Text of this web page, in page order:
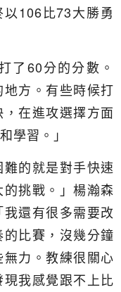
106比73大勝勇
了60分的分數。
地方。有些時候打
在進攻選擇方面
學習。」
的就是對手快速
挑戰。」楊瀚森
還有很多需要改
比賽，沒幾分鐘
力。教練很關心
我感覺跟不上比